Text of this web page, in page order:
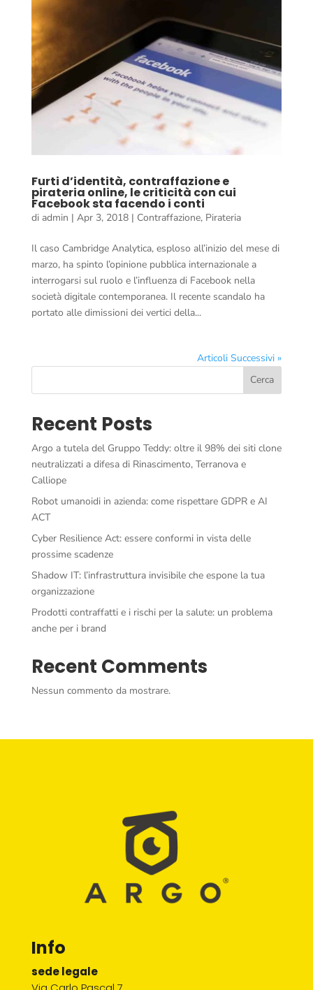
Furti d’identità, contraffazione e
pirateria online, le criticità con cui
Facebook sta facendo i conti
di admin | Apr 3, 2018| Contraffazione, Pirateria
Il caso Cambridge Analytica, esploso all’inizio del mese di
marzo, ha spinto l’opinione pubblica internazionale a
interrogarsi sul ruolo e l’influenza di Facebook nella
società digitale contemporanea. Il recente scandalo ha
portato alle dimissioni dei vertici della...
Articoli Successivi »
Cerca
Recent Posts
Argo a tutela del Gruppo Teddy: oltre il 98% dei siti clone
neutralizzati a difesa di Rinascimento, Terranova e
Calliope
Robot umanoidi in azienda: come rispettare GDPR e AI
ACT
Cyber Resilience Act: essere conformi in vista delle
prossime scadenze
Shadow IT: l’infrastruttura invisibile che espone la tua
organizzazione
Prodotti contraffatti e i rischi per la salute: un problema
anche per i brand
Recent Comments
Nessun commento da mostrare.
Info
sede legale